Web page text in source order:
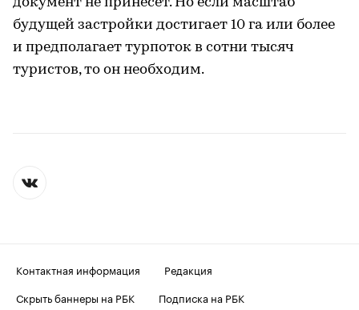
будущей застройки достигает 10 га или более
и предполагает турпоток в сотни тысяч
туристов, то он необходим.
Контактная информация
Редакция
Скрыть баннеры на РБК
Подписка на РБК